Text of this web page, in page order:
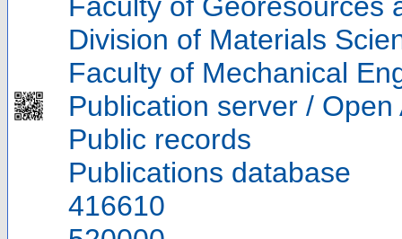
Faculty of Georesources
Division of Materials
Faculty of Mechanical
Publication server / Open
Public records
Publications database
416610